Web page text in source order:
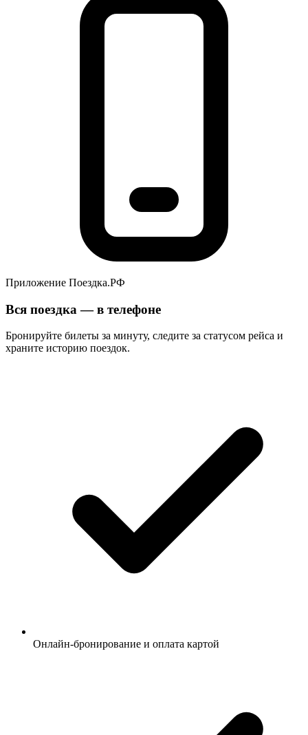
Приложение Поездка.РФ
Вся поездка — в телефоне
Бронируйте билеты за минуту, следите за статусом рейса и
храните историю поездок.
Онлайн-бронирование и оплата картой